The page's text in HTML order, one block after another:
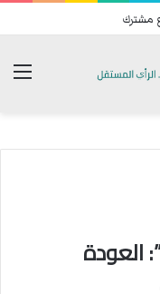
مشترك
العودة